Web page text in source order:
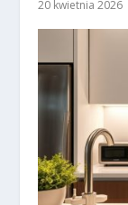
20 kwietnia 2026